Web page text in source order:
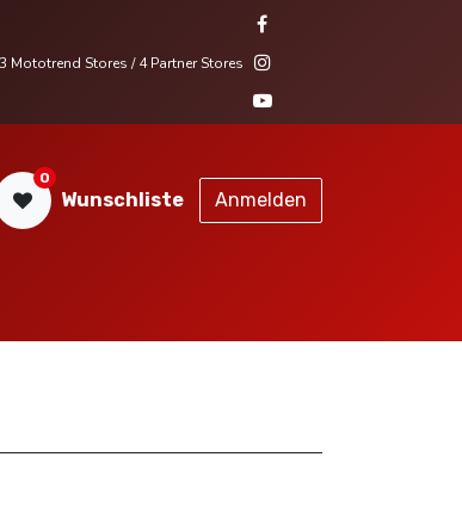
3 Mototrend Stores / 4 Partner Stores
0
Wunschliste Anmelden